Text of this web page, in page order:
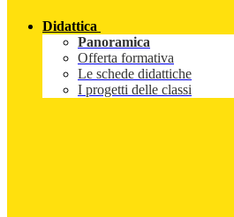
Didattica
Panoramica
Offerta formativa
Le schede didattiche
I progetti delle classi